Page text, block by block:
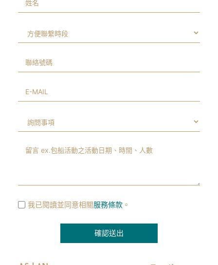
我已閱讀並同意相關服務條款。
確認送出